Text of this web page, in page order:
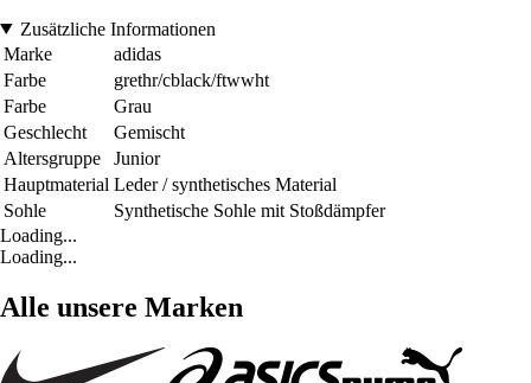
Zusätzliche Informationen
Marke
adidas
Farbe
grethr/cblack/ftwwht
Farbe
Grau
Geschlecht
Gemischt
Altersgruppe
Junior
Hauptmaterial Leder / synthetisches Material
Sohle
Synthetische Sohle mit Stoßdämpfer
Loading...
Loading...
Alle unsere Marken